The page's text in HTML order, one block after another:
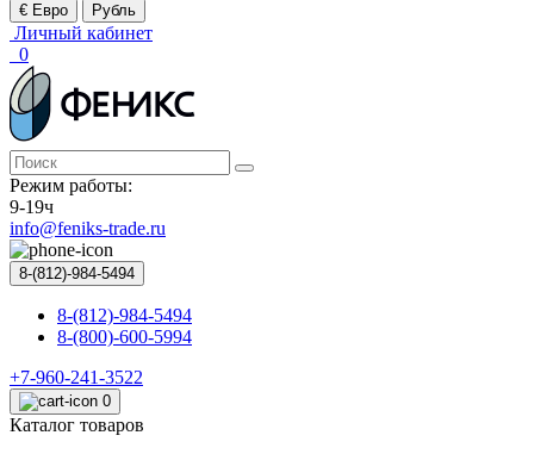
€ Евро
Рубль
Личный кабинет
0
Режим работы:
9-19ч
info@feniks-trade.ru
8-(812)-984-5494
8-(812)-984-5494
8-(800)-600-5994
+7-960-241-3522
0
Каталог товаров